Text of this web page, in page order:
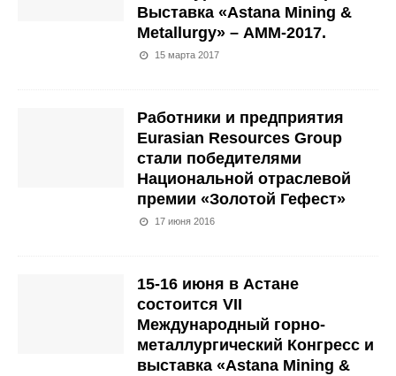
Выставка «Astana Mining &
Metallurgy» – АММ-2017.
15 марта 2017
Работники и предприятия
Eurasian Resources Group
стали победителями
Национальной отраслевой
премии «Золотой Гефест»
17 июня 2016
15-16 июня в Астане
состоится VII
Международный горно-
металлургический Конгресс и
выставка «Astana Mining &